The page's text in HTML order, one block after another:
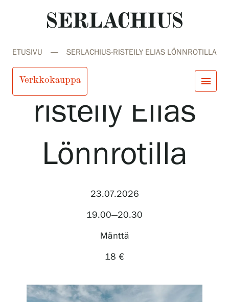
Tule meille
Tapahtumat
Palvelumme
ETUSIVU SERLACHIUS-RISTEILY ELIAS LÖNNROTILLA
Verkkokauppa menu
ensv ja
Tapahtumat
Serlachius-
risteily Elias
Lönnrotilla
23.07.2026
19.00—20.30
Mänttä
18 €